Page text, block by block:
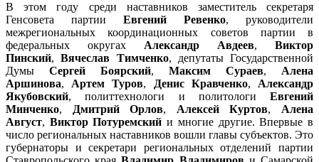
В этом году среди наставников заместитель секретаря
Генсовета партии Евгений Ревенко, руководители
межрегиональных координационных советов партии в
федеральных округах Александр Авдеев, Виктор
Пинский,Вячеслав Тимченко, депутаты Государственной
Думы Сергей Боярский, Максим Сураев, Алена
Аршинова, Артем Туров, Денис Кравченко, Александр
Якубовский, политтехнологи и политологи Евгений
Минченко, Дмитрий Орлов, Алексей Куртов, Алена
Август, Виктор Потуремский и многие другие. Впервые в
число региональных наставников вошли главы субъектов. Это
губернаторы и секретари региональных отделений партии